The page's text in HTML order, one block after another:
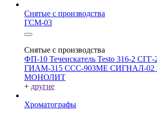
Снятые с производства
ГСМ-03
Снятые с производства
ФП-10 Течеискатель Testo 316-2 СГГ-
ГИАМ-315 ССС-903МЕ СИГНАЛ-02
МОНОЛИТ
+ другие
Хроматографы